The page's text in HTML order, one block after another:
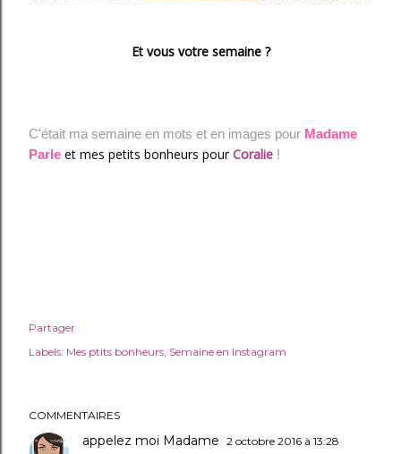
Et vous votre semaine ?
C'était ma semaine en mots et en images pour Madame
Parle et mes petits bonheurs pourCoralie !
Partager
Labels: Mes ptits bonheurs Semaine en Instagram
COMMENTAIRES
appelez moi Madame 2 octobre 2016 à 13:28